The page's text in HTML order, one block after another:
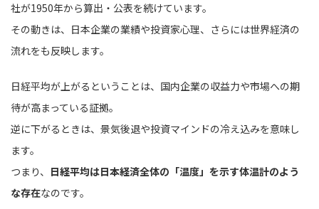
社が1950年から算出・公表を続けています。
その動きは、日本企業の業績や投資家心理、さらには世界経済の
流れをも反映します。
日経平均が上がるということは、国内企業の収益力や市場への期
待が高まっている証拠。
逆に下がるときは、景気後退や投資マインドの冷え込みを意味し
ます。
つまり、 日経平均は日本経済全体の「温度」を示す体温計のよう
な存在なのです。